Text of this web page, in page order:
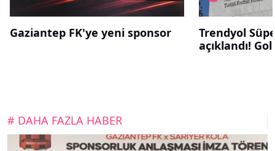
Gaziantep FK'ye yeni sponsor
Trendyol
açıklandı!
# DAHA FAZLA HABER